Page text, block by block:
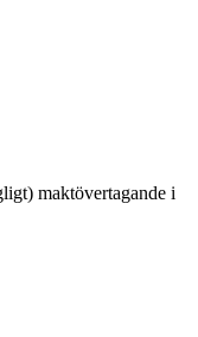
maktövertagande i